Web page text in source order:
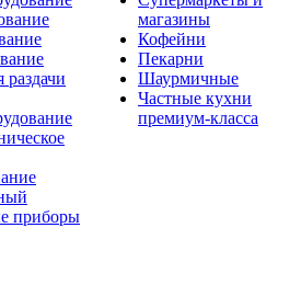
раздачи
приборы
магазины
Кофейни
Пекарни
Шаурмичные
Частные кухни
премиум-класса